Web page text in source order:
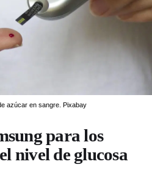
azúcar en sangre. Pixabay
para los
nivel de glucosa